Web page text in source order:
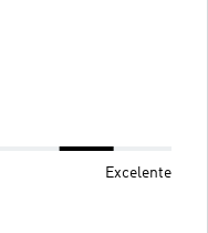
Excelente